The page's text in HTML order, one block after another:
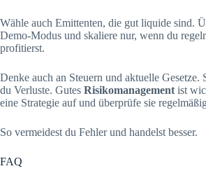
Wähle auch Emittenten, die gut liquide sind.
Demo-Modus und skaliere nur, wenn du
profitierst.
Denke auch an Steuern und aktuelle Gesetze.
du Verluste. Gutes Risikomanagement ist
eine Strategie auf und überprüfe sie
So vermeidest du Fehler und handelst besser.
FAQ